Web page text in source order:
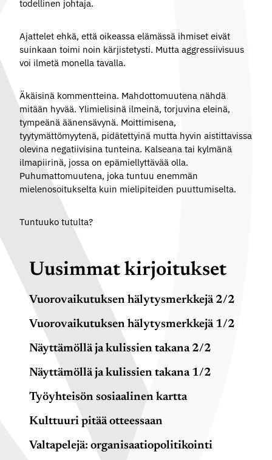
todellinen johtaja.
Ajattelet ehkä, että oikeassa elämässä ihmiset eivät
suinkaan toimi noin kärjistetysti. Mutta aggressiivisuus
voi ilmetä monella tavalla.
Äkäisinä kommentteina. Mahdottomuutena nähdä
mitään hyvää. Ylimielisinä ilmeinä, torjuvina eleinä,
tympeänä äänensävynä. Moittimisena,
tyytymättömyytenä, pidätettyinä mutta hyvin aistittavissa
olevina negatiivisina tunteina. Kalseana tai kylmänä
ilmapiirinä, jossa on epämiellyttävää olla.
Puhumattomuutena, joka tuntuu enemmän
mielenosoitukselta kuin mielipiteiden puuttumiselta.
Tuntuuko tutulta?
Uusimmat kirjoitukset
Vuorovaikutuksen hälytysmerkkejä 2/2
Vuorovaikutuksen hälytysmerkkejä 1/2
Näyttämöllä ja kulissien takana 2/2
Näyttämöllä ja kulissien takana 1/2
Työyhteisön sosiaalinen kartta
Kulttuuri pitää otteessaan
Valtapelejä: organisaatiopolitikointi